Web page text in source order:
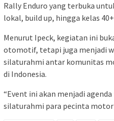
Rally Enduro yang terbuka
lokal, build up, hingga kelas
Menurut Ipeck, kegiatan ini
otomotif, tetapi juga menjadi
silaturahmi antar komunitas
di Indonesia.
“Event ini akan menjadi
silaturahmi para pecinta